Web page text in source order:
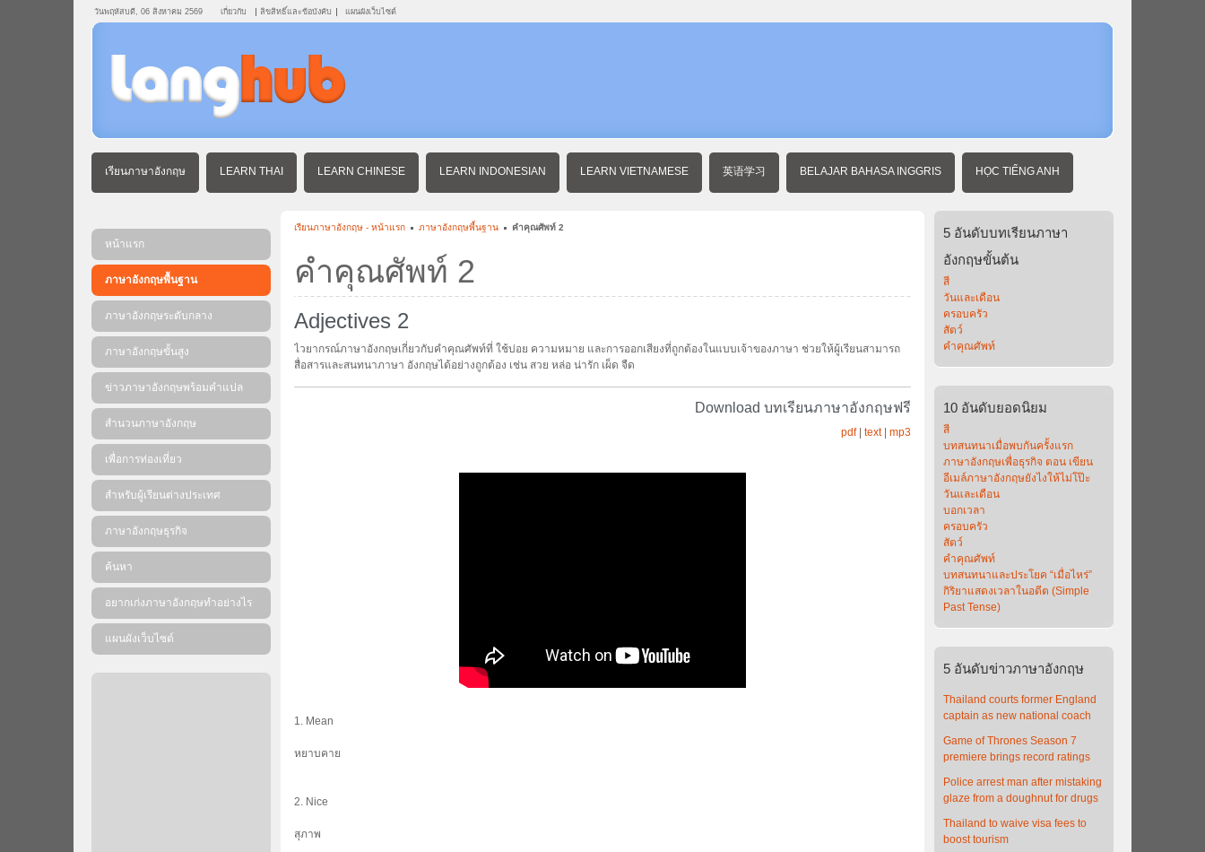
วันพฤหัสบดี, 06 สิงหาคม 2569 เกี่ยวกับ ลิขสิทธิ์และข้อบังคับ แผนผังเว็บไซต์
เรียนภาษาอังกฤษ LEARN THAI LEARN CHINESE LEARN INDONESIAN LEARN VIETNAMESE 英语学习 BELAJAR BAHASA INGGRIS HỌC TIẾNG ANH
เรียนภาษาอังกฤษ - หน้าแรก ภาษาอังกฤษพื้นฐาน คำคุณศัพท์ 2
คำคุณศัพท์ 2
Adjectives 2
ไวยากรณ์ภาษาอังกฤษเกี่ยวกับคำคุณศัพท์ที่ ใช้บ่อย ความหมาย และการออกเสียงที่ถูกต้องในแบบเจ้าของภาษา ช่วยให้ผู้เรียนสามารถ
สื่อสารและสนทนาภาษา อังกฤษได้อย่างถูกต้อง เช่น สวย หล่อ น่ารัก เผ็ด จืด
Download บทเรียนภาษาอังกฤษฟรี
pdf| text| mp3
1. Mean
หยาบคาย
2. Nice
สุภาพ
หน้าแรก
ภาษาอังกฤษพื้นฐาน
ภาษาอังกฤษระดับกลาง
ภาษาอังกฤษขั้นสูง
ข่าวภาษาอังกฤษพร้อมคําแปล
สำนวนภาษาอังกฤษ
เพื่อการท่องเที่ยว
สำหรับผู้เรียนต่างประเทศ
ภาษาอังกฤษธุรกิจ
ค้นหา
อยากเก่งภาษาอังกฤษทำอย่างไร
แผนผังเว็บไซต์
5 อันดับบทเรียนภาษา
อังกฤษขั้นต้น
สี
วันและเดือน
ครอบครัว
สัตว์
คำคุณศัพท์
10 อันดับยอดนิยม
สี
บทสนทนาเมื่อพบกันครั้งแรก
ภาษาอังกฤษเพื่อธุรกิจ ตอน เขียน
อีเมล์ภาษาอังกฤษยังไงให้ไม่โป๊ะ
วันและเดือน
บอกเวลา
ครอบครัว
สัตว์
คำคุณศัพท์
บทสนทนาและประโยค “เมื่อไหร่”
กิริยาแสดงเวลาในอดีต (Simple
Past Tense)
5 อันดับข่าวภาษาอังกฤษ
Thailand courts former England
captain as new national coach
Game of Thrones Season 7
premiere brings record ratings
Police arrest man after mistaking
glaze from a doughnut for drugs
Thailand to waive visa fees to
boost tourism